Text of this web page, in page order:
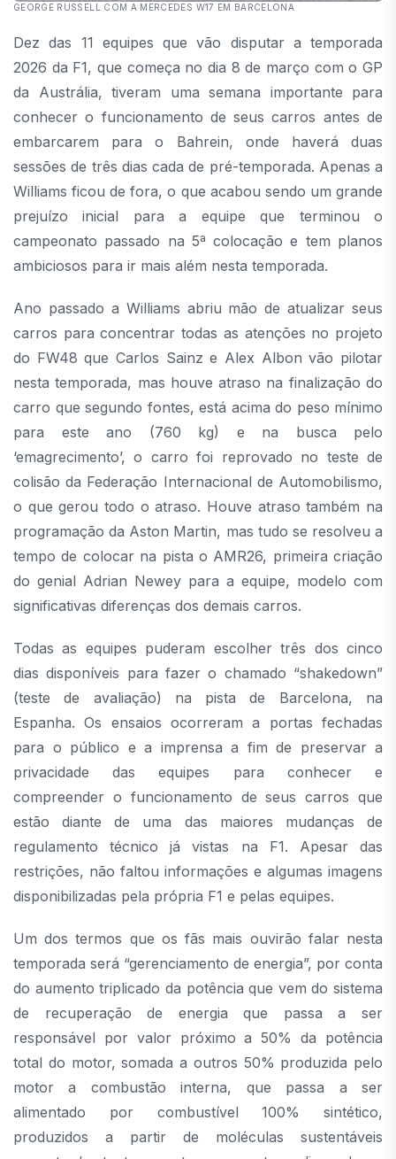
GEORGE RUSSELL COM A MERCEDES W17 EM BARCELONA
Dez das 11 equipes que vão disputar a temporada
2026 da F1, que começa no dia 8 de março com o GP
da Austrália, tiveram uma semana importante para
conhecer o funcionamento de seus carros antes de
embarcarem para o Bahrein, onde haverá duas
sessões de três dias cada de pré-temporada. Apenas a
Williams ficou de fora, o que acabou sendo um grande
prejuízo inicial para a equipe que terminou o
campeonato passado na 5ª colocação e tem planos
ambiciosos para ir mais além nesta temporada.
Ano passado a Williams abriu mão de atualizar seus
carros para concentrar todas as atenções no projeto
do FW48 que Carlos Sainz e Alex Albon vão pilotar
nesta temporada, mas houve atraso na finalização do
carro que segundo fontes, está acima do peso mínimo
para este ano (760 kg) e na busca pelo
‘emagrecimento’, o carro foi reprovado no teste de
colisão da Federação Internacional de Automobilismo,
o que gerou todo o atraso. Houve atraso também na
programação da Aston Martin, mas tudo se resolveu a
tempo de colocar na pista o AMR26, primeira criação
do genial Adrian Newey para a equipe, modelo com
significativas diferenças dos demais carros.
Todas as equipes puderam escolher três dos cinco
dias disponíveis para fazer o chamado “shakedown”
(teste de avaliação) na pista de Barcelona, na
Espanha. Os ensaios ocorreram a portas fechadas
para o público e a imprensa a fim de preservar a
privacidade das equipes para conhecer e
compreender o funcionamento de seus carros que
estão diante de uma das maiores mudanças de
regulamento técnico já vistas na F1. Apesar das
restrições, não faltou informações e algumas imagens
disponibilizadas pela própria F1 e pelas equipes.
Um dos termos que os fãs mais ouvirão falar nesta
temporada será “gerenciamento de energia”, por conta
do aumento triplicado da potência que vem do sistema
de recuperação de energia que passa a ser
responsável por valor próximo a 50% da potência
total do motor, somada a outros 50% produzida pelo
motor a combustão interna, que passa a ser
alimentado por combustível 100% sintético,
produzidos a partir de moléculas sustentáveis